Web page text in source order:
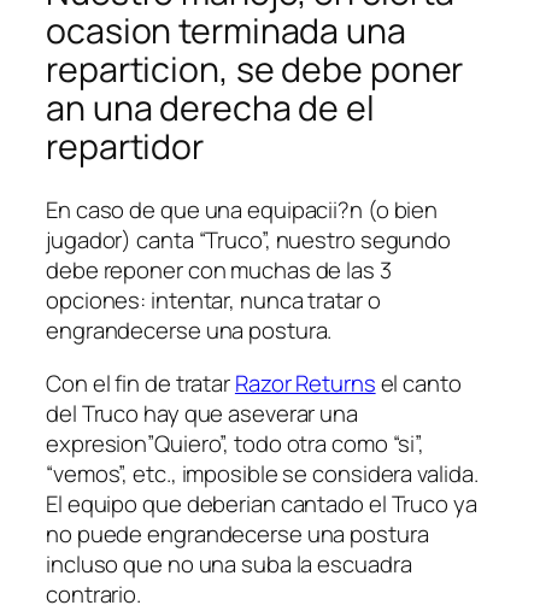
ocasion terminada una
reparticion, se debe poner
an una derecha de el
repartidor
En caso de que una equipacii?n (o bien
jugador) canta “Truco”, nuestro segundo
debe reponer con muchas de las 3
opciones: intentar, nunca tratar o
engrandecerse una postura.
Con el fin de tratarRazor Returnsel canto
del Truco hay que aseverar una
expresion”Quiero”, todo otra como “si”,
“vemos”, etc., imposible se considera valida.
El equipo que deberian cantado el Truco ya
no puede engrandecerse una postura
incluso que no una suba la escuadra
contrario.